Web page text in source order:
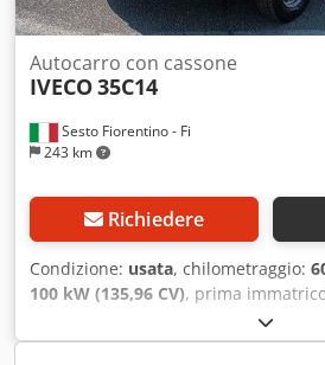
Sesto Fiorentino - Fi
243 km
Autocarro con cassone
IVECO35C14
Richiedere
Condizione: usata, chilometraggio:
100 kW (135,96 CV), prima
,
3.750 mm, colore:bianco, tipo di